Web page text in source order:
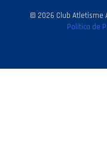
© 2026 Club Atletisme
Política de